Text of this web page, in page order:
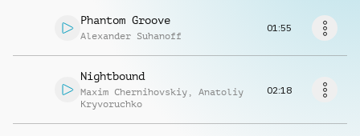
Phantom Groove
Alexander Suhanoff
01:55
Nightbound
Maxim Chernihovskiy , Anatoliy
Kryvoruchko
02:18